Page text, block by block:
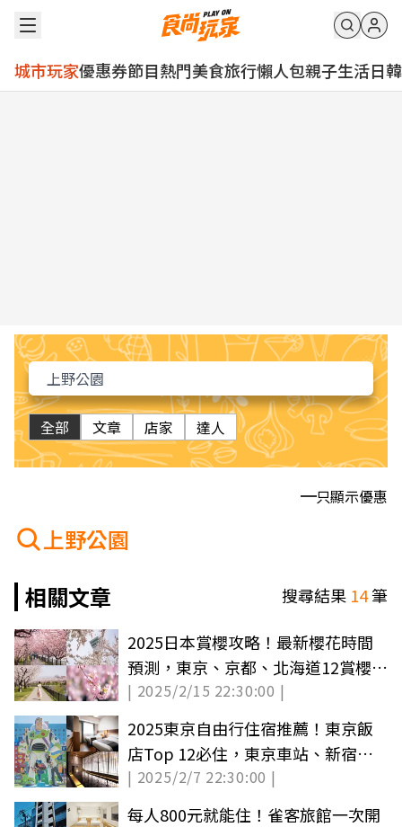
城市玩家優惠券節目熱門美食旅行懶人包親子生活日韓
全部 文章 店家 達人
只顯示優惠
上野公園
相關文章
搜尋結果 14筆
2025日本賞櫻攻略！最新櫻花時間
預測，東京、京都、北海道12賞櫻景
點推薦
| 2025/2/15 22:30:00 |
2025東京自由行住宿推薦！東京飯
店Top 12必住，東京車站、新宿８
區域分析
| 2025/2/7 22:30:00 |
每人800元就能住！雀客旅館一次開